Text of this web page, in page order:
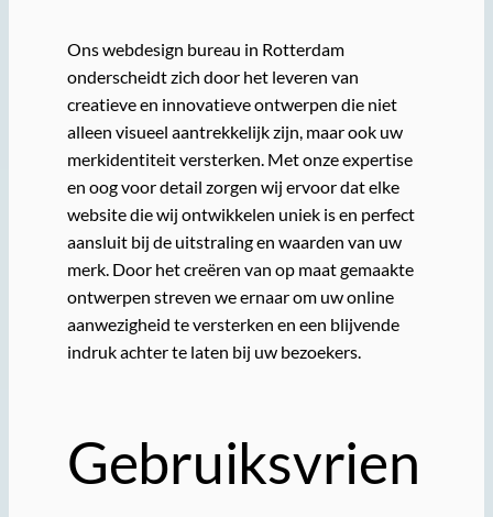
Ons webdesign bureau in Rotterdam
onderscheidt zich door het leveren van
creatieve en innovatieve ontwerpen die niet
alleen visueel aantrekkelijk zijn, maar ook uw
merkidentiteit versterken. Met onze expertise
en oog voor detail zorgen wij ervoor dat elke
website die wij ontwikkelen uniek is en perfect
aansluit bij de uitstraling en waarden van uw
merk. Door het creëren van op maat gemaakte
ontwerpen streven we ernaar om uw online
aanwezigheid te versterken en een blijvende
indruk achter te laten bij uw bezoekers.
Gebruiksvrien